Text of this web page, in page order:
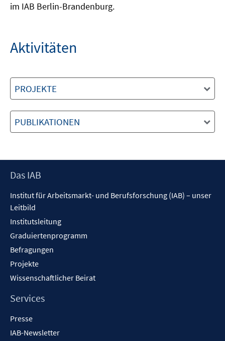
im IAB Berlin-Brandenburg.
Aktivitäten
PROJEKTE
PUBLIKATIONEN
Footer
Das IAB
Institut für Arbeitsmarkt- und Berufsforschung (IAB) – unser
Leitbild
Institutsleitung
Graduiertenprogramm
Befragungen
Projekte
Wissenschaftlicher Beirat
Services
Presse
IAB-Newsletter